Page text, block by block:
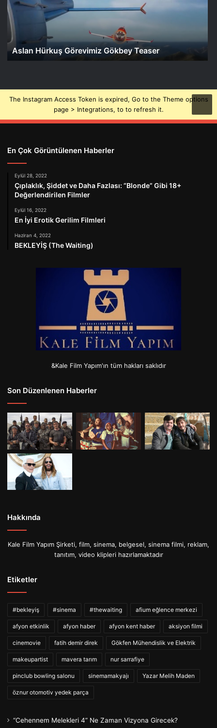
Aslan Hürkuş Görevimiz Gökbey Teaser
The Instagram Access Token is expired, Go to the Theme options
page > Integrations, to to refresh it.
En Çok Görüntülenen Haberler
Eylül 28, 2022
Çıplaklık, Şiddet ve Daha Fazlası: “Blonde” Gibi 18+
Değerlendirilen Filmler
Eylül 16, 2022
En İyi Erotik Gerilim Filmleri
Haziran 4, 2022
BEKLEYİŞ (The Waiting)
&Kale Film Yapım'ın tüm hakları saklıdır
Son Düzenlenen Haberler
Hakkında
Kale Film Yapım Şirketi, film, sinema, belgesel, sinema filmi, reklam,
tanıtım, video klipleri hazırlamaktadır
Etiketler
#bekleyiş #sinema #thewaiting afium eğlence merkezi
afyon etkinlik afyon haber afyon kent haber aksiyon filmi
cinemovie fatih demir direk Gökfen Mühendislik ve Elektrik
makeupartist mavera tarım nur sarrafiye
pinclub bowling salonu sinemamakyajı Yazar Melih Maden
öznur otomotiv yedek parça
“Cehennem Melekleri 4” Ne Zaman Vizyona Girecek?